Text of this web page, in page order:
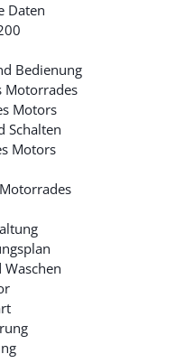
Daten
Bedienung
Motorrades
Motors
Schalten
Motors